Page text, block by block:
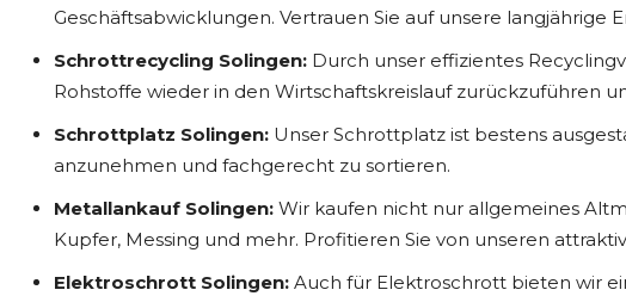
Geschäftsabwicklungen. Vertrauen Sie auf unsere langjährige
Schrottrecycling Solingen: Durch unser effizientes
Rohstoffe wieder in den Wirtschaftskreislauf zurückzuführen
Schrottplatz Solingen: Unser Schrottplatz ist bestens
anzunehmen und fachgerecht zu sortieren.
Metallankauf Solingen: Wir kaufen nicht nur allgemeines
Kupfer, Messing und mehr. Profitieren Sie von unseren
Elektroschrott Solingen: Auch für Elektroschrott bieten wir